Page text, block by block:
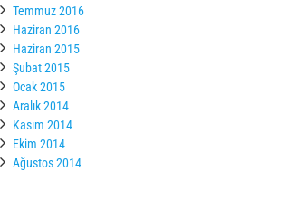
Temmuz 2016
Haziran 2016
Haziran 2015
Şubat 2015
Ocak 2015
Aralık 2014
Kasım 2014
Ekim 2014
Ağustos 2014